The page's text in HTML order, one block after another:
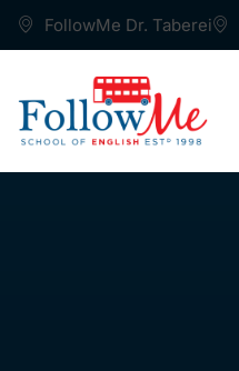
FollowMe Dr. Taberei